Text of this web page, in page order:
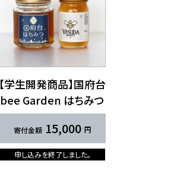
【学生開発商品】国府台
bee Garden は​ちみつ
15,000
申し込みを終了しました。